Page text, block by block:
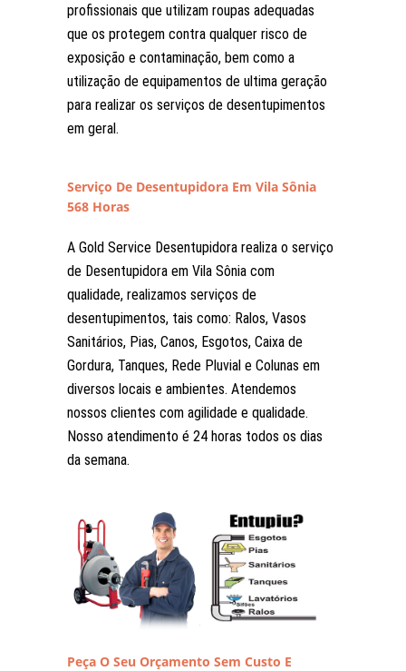
profissionais que utilizam roupas adequadas
que os protegem contra qualquer risco de
exposição e contaminação, bem como a
utilização de equipamentos de ultima geração
para realizar os serviços de desentupimentos
em geral.
Serviço De Desentupidora Em Vila Sônia
568 Horas
A Gold Service Desentupidora realiza o serviço
de Desentupidora em Vila Sônia com
qualidade, realizamos serviços de
desentupimentos, tais como: Ralos, Vasos
Sanitários, Pias, Canos, Esgotos, Caixa de
Gordura, Tanques, Rede Pluvial e Colunas em
diversos locais e ambientes. Atendemos
nossos clientes com agilidade e qualidade.
Nosso atendimento é 24 horas todos os dias
da semana.
Peça O Seu Orçamento Sem Custo E